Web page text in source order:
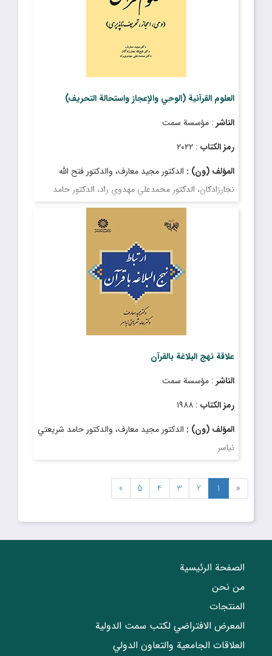
العلوم القرآنية (الوحي والإعجاز واستحالة التحريف)
الناشر : مؤسسة سمت
رمز الكتاب : ٢٠٢٢
المؤلف (ون) : الدکتور مجید معارف، والدکتور فتح الله
نجارزادكان، الدکتور محمدعلي مهدوي راد، الدکتور حامد
دجاباد، الدکتور روح الله شهیدي
علاقة نهج البلاغة بالقرآن
الناشر : مؤسسة سمت
رمز الكتاب : ١٩٨٨
المؤلف (ون) : الدکتور مجید معارف، والدکتور حامد شریعتي
نیاسر
«
1
2
3
4
5
»
الصفحة الرئيسية
من نحن
المنتجات
المعرض الافتراضي لكتب سمت الدولية
العلاقات الجامعیة والتعاون الدولي